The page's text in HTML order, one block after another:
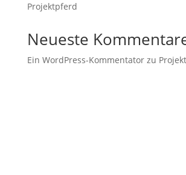
Projektpferd
Neueste
Ein WordPress-Kommentatorzu